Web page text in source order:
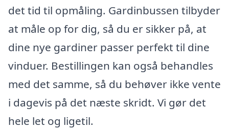
det tid til opmåling. Gardinbussen tilbyder
at måle op for dig, så du er sikker på, at
dine nye gardiner passer perfekt til dine
vinduer. Bestillingen kan også behandles
med det samme, så du behøver ikke vente
i dagevis på det næste skridt. Vi gør det
hele let og ligetil.